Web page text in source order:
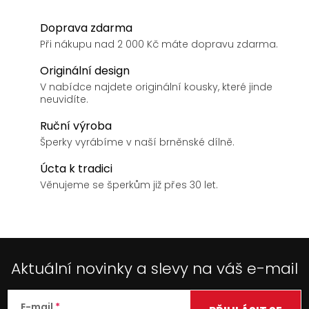
Doprava zdarma
Při nákupu nad 2 000 Kč máte dopravu zdarma.
Originální design
V nabídce najdete originální kousky, které jinde
neuvidíte.
Ruční výroba
Šperky vyrábíme v naší brněnské dílně.
Úcta k tradici
Věnujeme se šperkům již přes 30 let.
Aktuální novinky a slevy na váš e-mail